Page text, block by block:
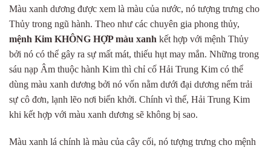
Màu xanh dương được xem là màu của nước, nó tượng trưng cho
Thủy trong ngũ hành. Theo như các chuyên gia phong thủy,
mệnh Kim KHÔNG HỢP màu xanh kết hợp với mệnh Thủy
bởi nó có thể gây ra sự mất mát, thiếu hụt may mắn. Những trong
sáu nạp Âm thuộc hành Kim thì chỉ cố Hải Trung Kim có thể
dùng màu xanh dương bởi nó vốn nằm dưới đại dương nếm trải
sự cô đơn, lạnh lẽo nơi biển khởi. Chính vì thế, Hải Trung Kim
khi kết hợp với màu xanh dương sẽ không bị sao.
Màu xanh lá chính là màu của cây cối, nó tượng trưng cho mệnh